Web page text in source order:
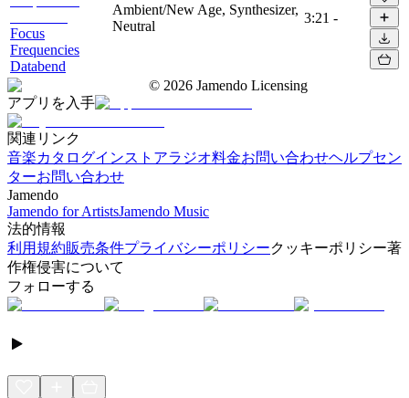
Focus
Frequencies
Databend
Ambient/New Age, Synthesizer,
Neutral
3:21 -
© 2026 Jamendo Licensing
アプリを入手
関連リンク
音楽カタログインストアラジオ料金お問い合わせヘルプセン
ターお問い合わせ
Jamendo
Jamendo for ArtistsJamendo Music
法的情報
利用規約販売条件プライバシーポリシークッキーポリシー著
作権侵害について
フォローする